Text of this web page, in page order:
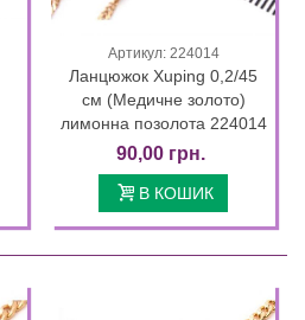
Артикул: 224014
Ланцюжок Xuping 0,2/45
см (Медичне золото)
лимонна позолота 224014
90,00 грн.
В КОШИК